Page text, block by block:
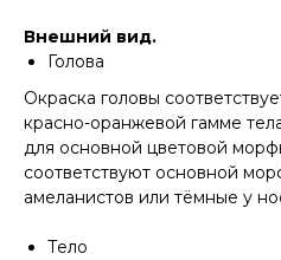
Внешний вид.
Голова
Окраска головы
красно-оранжевой гамме
для основной цветовой
соответствуют основной
амеланистов или тёмные у
Тело